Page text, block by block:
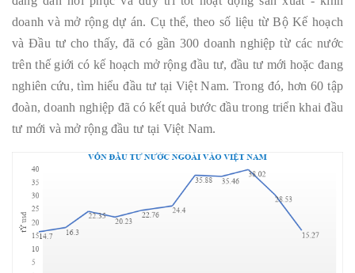
doanh và mở rộng dự án. Cụ thể, theo số liệu từ Bộ Kế hoạch
và Đầu tư cho thấy, đã có gần 300 doanh nghiệp từ các nước
trên thế giới có kế hoạch mở rộng đầu tư, đầu tư mới hoặc đang
nghiên cứu, tìm hiểu đầu tư tại Việt Nam. Trong đó, hơn 60 tập
đoàn, doanh nghiệp đã có kết quả bước đầu trong triển khai đầu
tư mới và mở rộng đầu tư tại Việt Nam.